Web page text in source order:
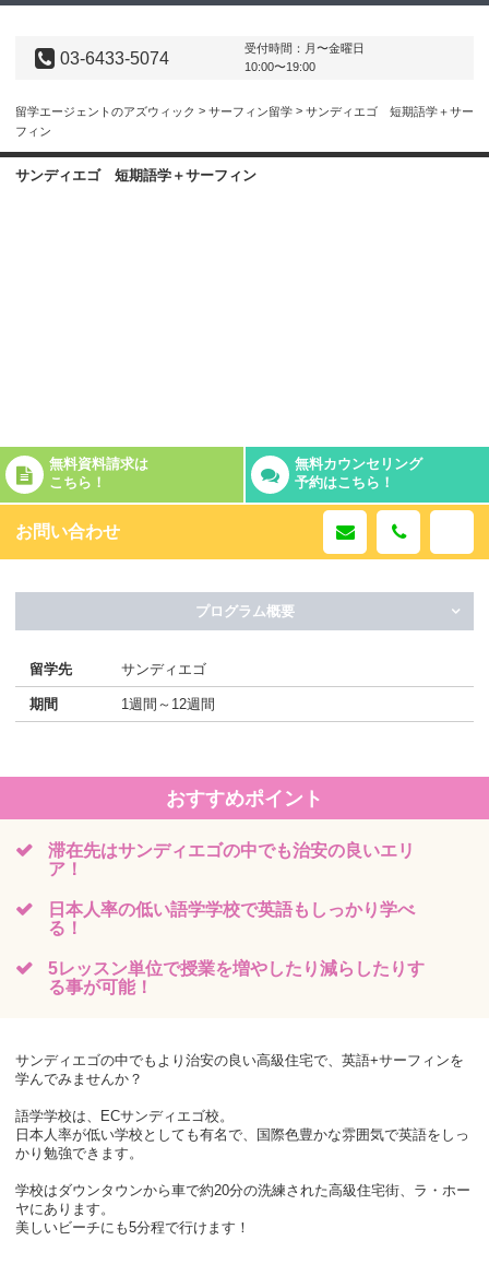
03-6433-5074
受付時間：月〜金曜日
10:00〜19:00
留学エージェントのアズウィック > サーフィン留学 > サンディエゴ 短期語学＋サー
フィン
サンディエゴ 短期語学＋サーフィン
無料資料請求は
こちら！
無料カウンセリング
予約はこちら！
お問い合わせ
プログラム概要
留学先 サンディエゴ
期間 1週間～12週間
おすすめポイント
滞在先はサンディエゴの中でも治安の良いエリ
ア！
日本人率の低い語学学校で英語もしっかり学べ
る！
5レッスン単位で授業を増やしたり減らしたりす
る事が可能！
サンディエゴの中でもより治安の良い高級住宅で、英語+サーフィンを
学んでみませんか？
語学学校は、ECサンディエゴ校。
日本人率が低い学校としても有名で、国際色豊かな雰囲気で英語をしっ
かり勉強できます。
学校はダウンタウンから車で約20分の洗練された高級住宅街、ラ・ホー
ヤにあります。
美しいビーチにも5分程で行けます！